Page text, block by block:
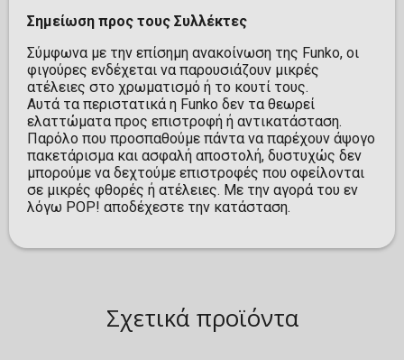
Σημείωση προς τους Συλλέκτες
Σύμφωνα με την επίσημη ανακοίνωση της Funko, οι
φιγούρες ενδέχεται να παρουσιάζουν μικρές
ατέλειες στο χρωματισμό ή το κουτί τους.
Αυτά τα περιστατικά η Funko δεν τα θεωρεί
ελαττώματα προς επιστροφή ή αντικατάσταση.
Παρόλο που προσπαθούμε πάντα να παρέχουν άψογο
πακετάρισμα και ασφαλή αποστολή, δυστυχώς δεν
μπορούμε να δεχτούμε επιστροφές που οφείλονται
σε μικρές φθορές ή ατέλειες. Με την αγορά του εν
λόγω POP! αποδέχεστε την κατάσταση.
Σχετικά προϊόντα